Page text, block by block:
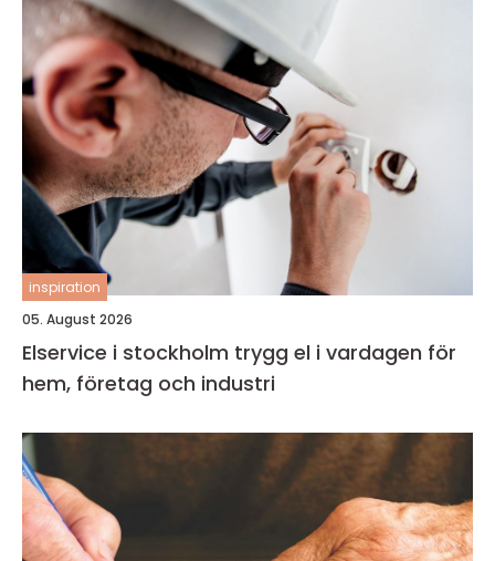
inspiration
05. August 2026
Elservice i stockholm trygg el i vardagen för
hem, företag och industri